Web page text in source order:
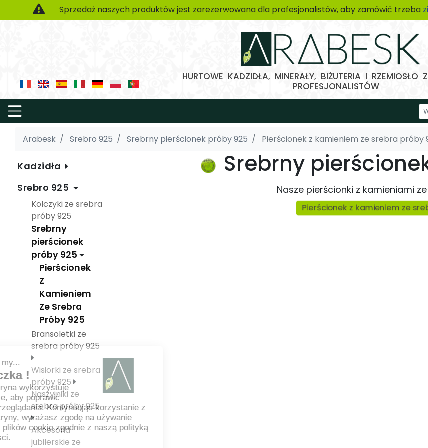
Sprzedaż naszych produktów jest zarezerwowana dla profesjonalistów, aby zamówić trzeba
HURTOWE KADZIDŁA, MINERAŁY, BIŻUTERIA I RZEMIOSŁO
PROFESJONALISTÓW
Arabesk Srebro 925 Srebrny pierścionek próby 925 Pierścionek z kamieniem ze srebra próby
Kadzidła
Srebro 925
Kolczyki ze srebra
próby 925
Srebrny
pierścionek
próby 925
Pierścionek
Z
Kamieniem
Ze Srebra
Próby 925
Bransoletki ze
srebra próby 925
Wisiorki ze srebra
próby 925
Naszyjniki ze
srebra próby 925
Akcesoria
jubilerskie ze
Srebrny
Nasze pierścionki z kamieniami
Pierścionek z kamieniem ze